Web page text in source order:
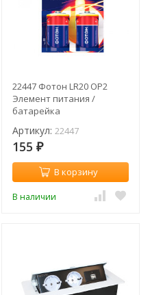
22447 Фотон LR20 OP2
Элемент питания /
батарейка
Артикул: 22447
155 ₽
В корзину
В наличии